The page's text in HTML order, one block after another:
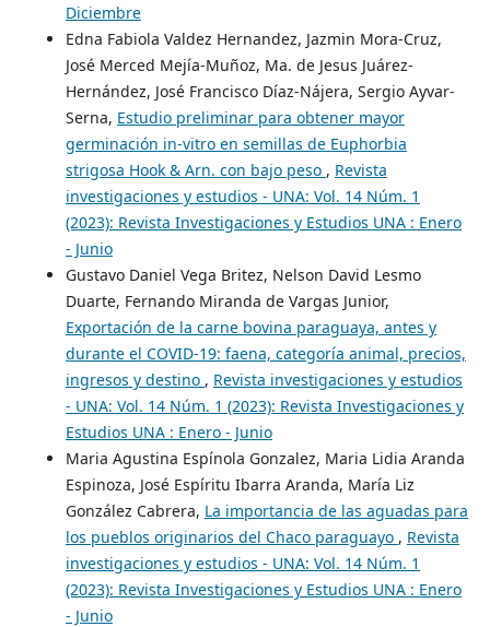
Diciembre
Edna Fabiola Valdez Hernandez, Jazmin Mora-Cruz,
José Merced Mejía-Muñoz, Ma. de Jesus Juárez-
Hernández, José Francisco Díaz-Nájera, Sergio Ayvar-
Serna, Estudio preliminar para obtener mayor
germinación in-vitro en semillas de Euphorbia
strigosa Hook & Arn. con bajo peso , Revista
investigaciones y estudios - UNA: Vol. 14 Núm. 1
(2023): Revista Investigaciones y Estudios UNA : Enero
- Junio
Gustavo Daniel Vega Britez, Nelson David Lesmo
Duarte, Fernando Miranda de Vargas Junior,
Exportación de la carne bovina paraguaya, antes y
durante el COVID-19: faena, categoría animal, precios,
ingresos y destino , Revista investigaciones y estudios
- UNA: Vol. 14 Núm. 1 (2023): Revista Investigaciones y
Estudios UNA : Enero - Junio
Maria Agustina Espínola Gonzalez, Maria Lidia Aranda
Espinoza, José Espíritu Ibarra Aranda, María Liz
González Cabrera, La importancia de las aguadas para
los pueblos originarios del Chaco paraguayo , Revista
investigaciones y estudios - UNA: Vol. 14 Núm. 1
(2023): Revista Investigaciones y Estudios UNA : Enero
- Junio